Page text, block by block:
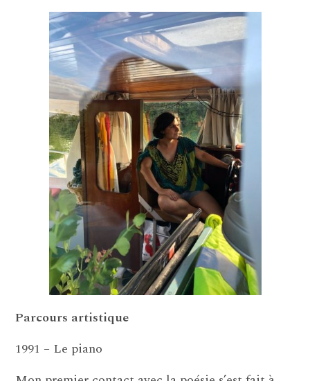
Parcours artistique
1991 – Le piano